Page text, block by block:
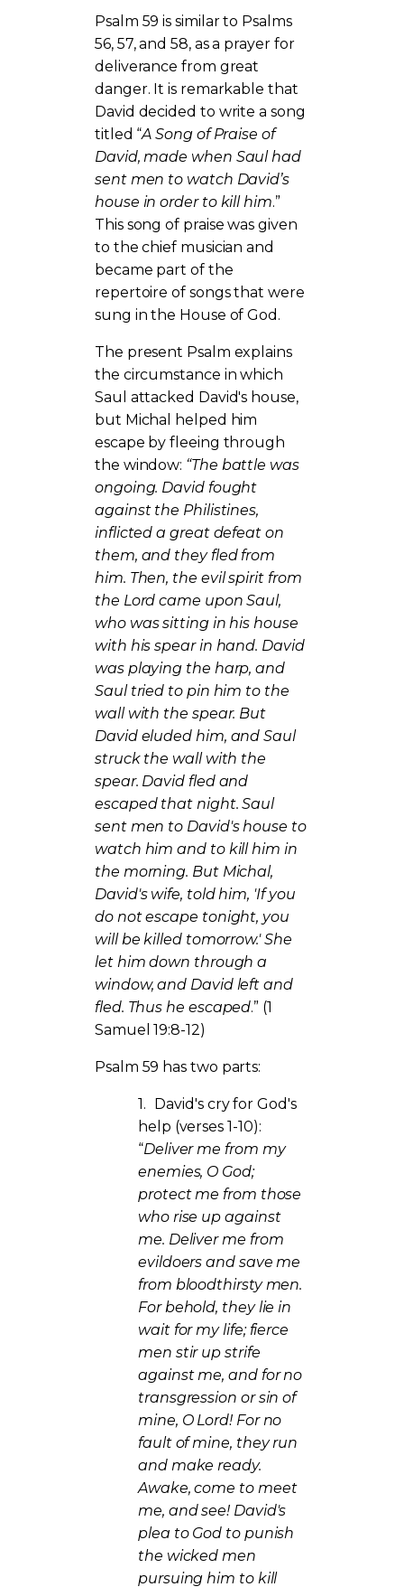
Psalm 59 is similar to Psalms
56, 57, and 58, as a prayer for
deliverance from great
danger. It is remarkable that
David decided to write a song
titled “A Song of Praise of
David, made when Saul had
sent men to watch David’s
house in order to kill him.”
This song of praise was given
to the chief musician and
became part of the
repertoire of songs that were
sung in the House of God.
The present Psalm explains
the circumstance in which
Saul attacked David's house,
but Michal helped him
escape by fleeing through
the window: “The battle was
ongoing. David fought
against the Philistines,
inflicted a great defeat on
them, and they fled from
him. Then, the evil spirit from
the Lord came upon Saul,
who was sitting in his house
with his spear in hand. David
was playing the harp, and
Saul tried to pin him to the
wall with the spear. But
David eluded him, and Saul
struck the wall with the
spear. David fled and
escaped that night. Saul
sent men to David's house to
watch him and to kill him in
the morning. But Michal,
David's wife, told him, 'If you
do not escape tonight, you
will be killed tomorrow.' She
let him down through a
window, and David left and
fled. Thus he escaped.” (1
Samuel 19:8-12)
Psalm 59 has two parts:
1. David's cry for God's
help (verses 1-10):
“Deliver me from my
enemies, O God;
protect me from those
who rise up against
me. Deliver me from
evildoers and save me
from bloodthirsty men.
For behold, they lie in
wait for my life; fierce
men stir up strife
against me, and for no
transgression or sin of
mine, O Lord! For no
fault of mine, they run
and make ready.
Awake, come to meet
me, and see! David's
plea to God to punish
the wicked men
pursuing him to kill